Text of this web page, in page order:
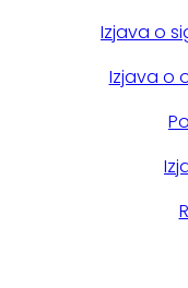
Izjava o
Izjava o